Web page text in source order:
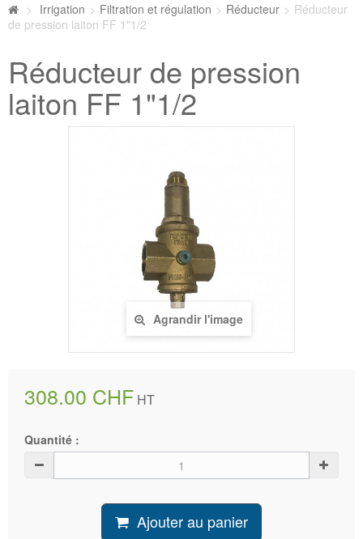
> Irrigation > Filtration et régulation > Réducteur > Réducteur
de pression laiton FF 1"1/2
Réducteur de pression
laiton FF 1"1/2
Agrandir l'image
308.00 CHF HT
Quantité :
Ajouter au panier